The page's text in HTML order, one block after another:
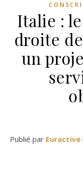
Italie :
droite
un
Publié par Euractive